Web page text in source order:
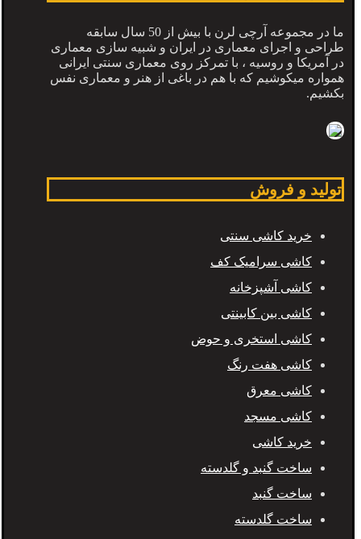
ما در مجموعه آرچی لرن با بیش از 50 سال سابقه
طراحی و اجرای معماری در ایران و شبیه سازی معماری
در آمریکا و روسیه ، با تمرکز روی معماری سنتی ایرانی
همواره میکوشیم که با هم در باغی از هنر و معماری نفس
بکشیم.
تولید و فروش
خرید کاشی سنتی
کاشی سرامیک کف
کاشی آشپزخانه
کاشی بین کابینتی
کاشی استخری و حوض
کاشی هفت رنگ
کاشی معرق
کاشی مسجد
خرید کاشی
ساخت گنبد و گلدسته
ساخت گنبد
ساخت گلدسته